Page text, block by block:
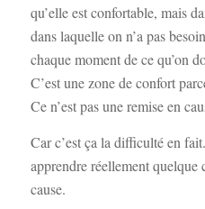
qu’elle est confortable, mais
dans laquelle on n’a pas
chaque moment de ce qu’on
C’est une zone de confort
Ce n’est pas une remise en
Car c’est ça la difficulté en
apprendre réellement quelque
cause.